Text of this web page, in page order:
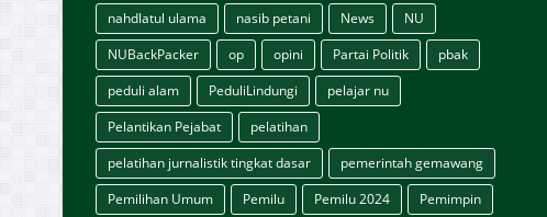
nahdlatul ulama
nasib petani News
NU
NUBackPacker
op opini Partai Politik
pbak
peduli alam
PeduliLindungi
pelajar nu
Pelantikan Pejabat
pelatihan
pelatihan jurnalistik tingkat dasar
pemerintah gemawang
Pemilihan Umum
Pemilu Pemilu 2024 Pemimpin